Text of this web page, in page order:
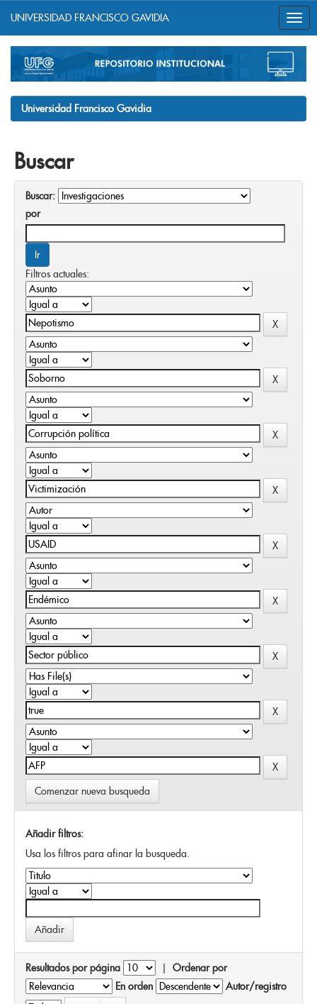
navigation
UNIVERSIDAD FRANCISCO GAVIDIA
Universidad Francisco Gavidia
Buscar
Buscar:
por
Filtros actuales:
Comenzar nueva busqueda
Añadir filtros:
Usa los filtros para afinar la busqueda.
Resultados por página | Ordenar por
En orden
Autor/registro